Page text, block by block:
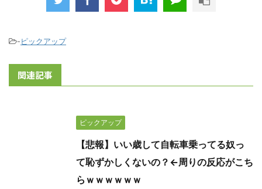
-ピックアップ
関連記事
ピックアップ
【悲報】いい歳して自転車乗ってる奴っ
て恥ずかしくないの？←周りの反応がこち
らｗｗｗｗｗｗ